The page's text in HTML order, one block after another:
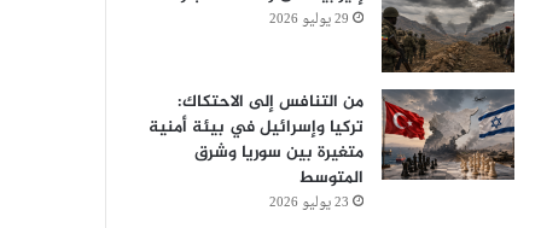
29 يوليو 2026
من التنافس إلى الاحتكاك:
تركيا وإسرائيل في بيئة أمنية
متغيرة بين سوريا وشرق
المتوسط
23 يوليو 2026